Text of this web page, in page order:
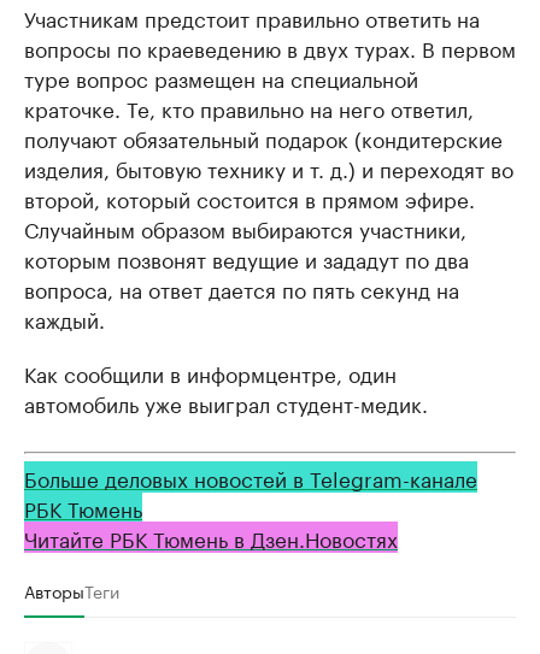
Участникам предстоит правильно ответить на
вопросы по краеведению в двух турах. В первом
туре вопрос размещен на специальной
краточке. Те, кто правильно на него ответил,
получают обязательный подарок (кондитерские
изделия, бытовую технику и т. д.) и переходят во
второй, который состоится в прямом эфире.
Случайным образом выбираются участники,
которым позвонят ведущие и зададут по два
вопроса, на ответ дается по пять секунд на
каждый.
Как сообщили в информцентре, один
автомобиль уже выиграл студент-медик.
Больше деловых новостей в Telegram-канале
РБК Тюмень
Читайте РБК Тюмень в Дзен.Новостях
АвторыТеги